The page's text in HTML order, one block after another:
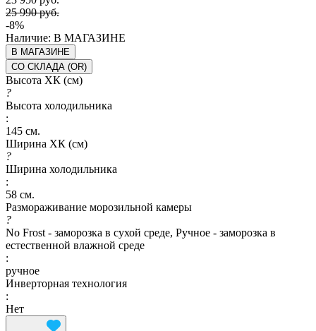
25 990 руб.
-8%
Наличие: В МАГАЗИНЕ
В МАГАЗИНЕ
СО СКЛАДА (OR)
Высота ХК (см)
?
Высота холодильника
:
145 см.
Ширина ХК (см)
?
Ширина холодильника
:
58 см.
Размораживание морозильной камеры
?
No Frost - заморозка в сухой среде, Ручное - заморозка в
естественной влажной среде
:
ручное
Инверторная технология
:
Нет